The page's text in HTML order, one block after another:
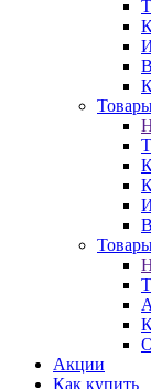
Акции
Как купить